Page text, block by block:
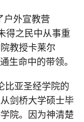
户外宣教营
得之民中从事重
教授卡莱尔
生命中的带领。
比亚圣经学院的
剑桥大学硕士毕
院。因为神清楚